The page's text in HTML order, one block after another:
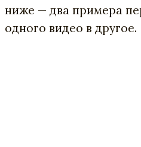
ниже — два примера
одного видео в другое.